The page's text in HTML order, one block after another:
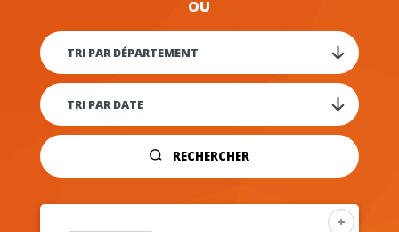
OU
RECHERCHER
+